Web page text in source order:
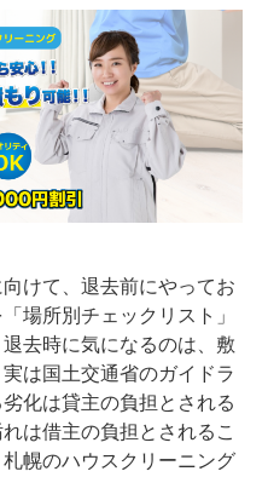
けて、退去前にやってお
場所別チェックリスト」
去時に気になるのは、敷
は国土交通省のガイドラ
化は貸主の負担とされる
は借主の負担とされるこ
幌のハウスクリーニング